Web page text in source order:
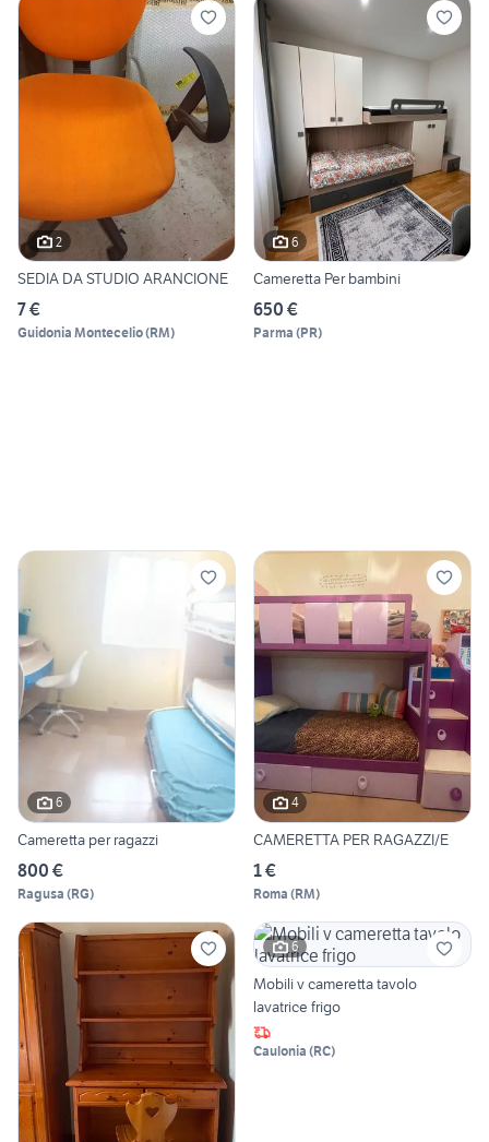
2
SEDIA DA STUDIO ARANCIONE
7 €
Guidonia Montecelio(RM)
6
Cameretta Per bambini
650 €
Parma (PR)
6
Cameretta per ragazzi
800 €
Ragusa (RG)
4
CAMERETTA PER RAGAZZI/E
1 €
Roma (RM)
6
Mobili v cameretta tavolo
lavatrice frigo
Caulonia (RC)